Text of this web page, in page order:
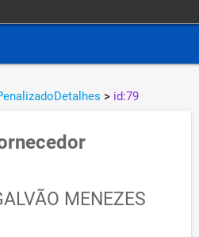
> id:79
MENEZES